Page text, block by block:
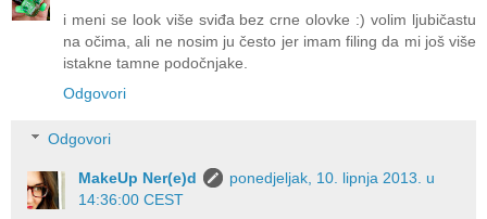
i meni se look više sviđa bez crne olovke :) volim ljubičastu
na očima, ali ne nosim ju često jer imam filing da mi još više
istakne tamne podočnjake.
Odgovori
Odgovori
MakeUp Ner(e)d
ponedjeljak, 10. lipnja 2013. u
14:36:00 CEST